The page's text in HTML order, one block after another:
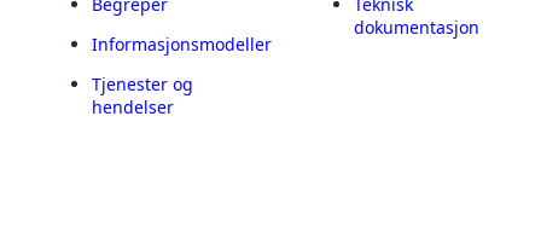
Begreper
Informasjonsmodeller
Tjenester og
hendelser
Teknisk
dokumentasjon